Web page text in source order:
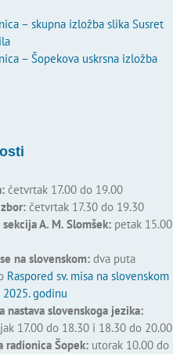
– skupna izložba slika Susret
– Šopekova uskrsna izložba
četvrtak 17.00 do 19.00
četvrtak 17.30 do 19.30
A. M. Slomšek:petak 15.00
na slovenskom:dva puta
Raspored sv. misa na slovenskom
godinu
nastava slovenskoga jezika:
17.00 do 18.30 i 18.30 do 20.00
radionica Šopek:utorak 10.00 do